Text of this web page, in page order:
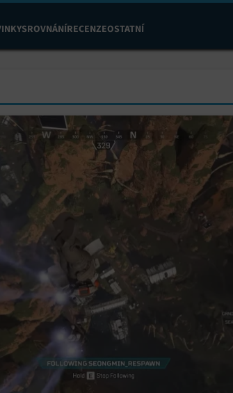
SROVNÁNÍRECENZEOSTATNÍ